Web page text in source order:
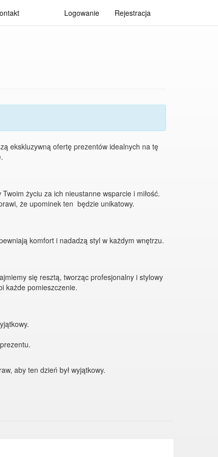
Logowanie Rejestracja
ekskluzywną ofertę prezentów idealnych na tę
życiu za ich nieustanne wsparcie i miłość.
że upominek ten będzie unikatowy.
komfort i nadadzą styl w każdym wnętrzu.
się resztą, tworząc profesjonalny i stylowy
każde pomieszczenie.
aby ten dzień był wyjątkowy.